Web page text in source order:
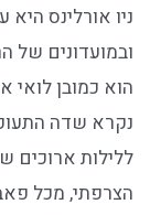
ניו אורלינס
ובמועדונים של
הוא כמובן
נקרא שדה
ללילות ארוכים
הצרפתי, מכל